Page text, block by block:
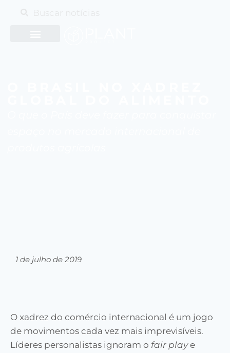
1 de julho de 2019
O xadrez do comércio internacional é um jogo
de movimentos cada vez mais imprevisíveis.
Líderes personalistas ignoram o fair playe